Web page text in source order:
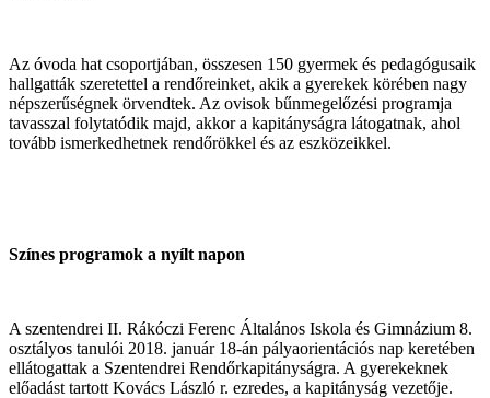
Az óvoda hat csoportjában, összesen 150 gyermek és pedagógusaik
hallgatták szeretettel a rendőreinket, akik a gyerekek körében nagy
népszerűségnek örvendtek. Az ovisok bűnmegelőzési programja
tavasszal folytatódik majd, akkor a kapitányságra látogatnak, ahol
tovább ismerkedhetnek rendőrökkel és az eszközeikkel.
Színes programok a nyílt napon
A szentendrei II. Rákóczi Ferenc Általános Iskola és Gimnázium 8.
osztályos tanulói 2018. január 18-án pályaorientációs nap keretében
ellátogattak a Szentendrei Rendőrkapitányságra. A gyerekeknek
előadást tartott Kovács László r. ezredes, a kapitányság vezetője.